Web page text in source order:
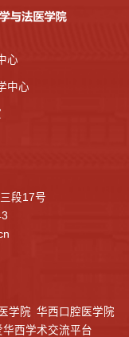
心
中心
段17号
学院 华西口腔医学院
华西学术交流平台